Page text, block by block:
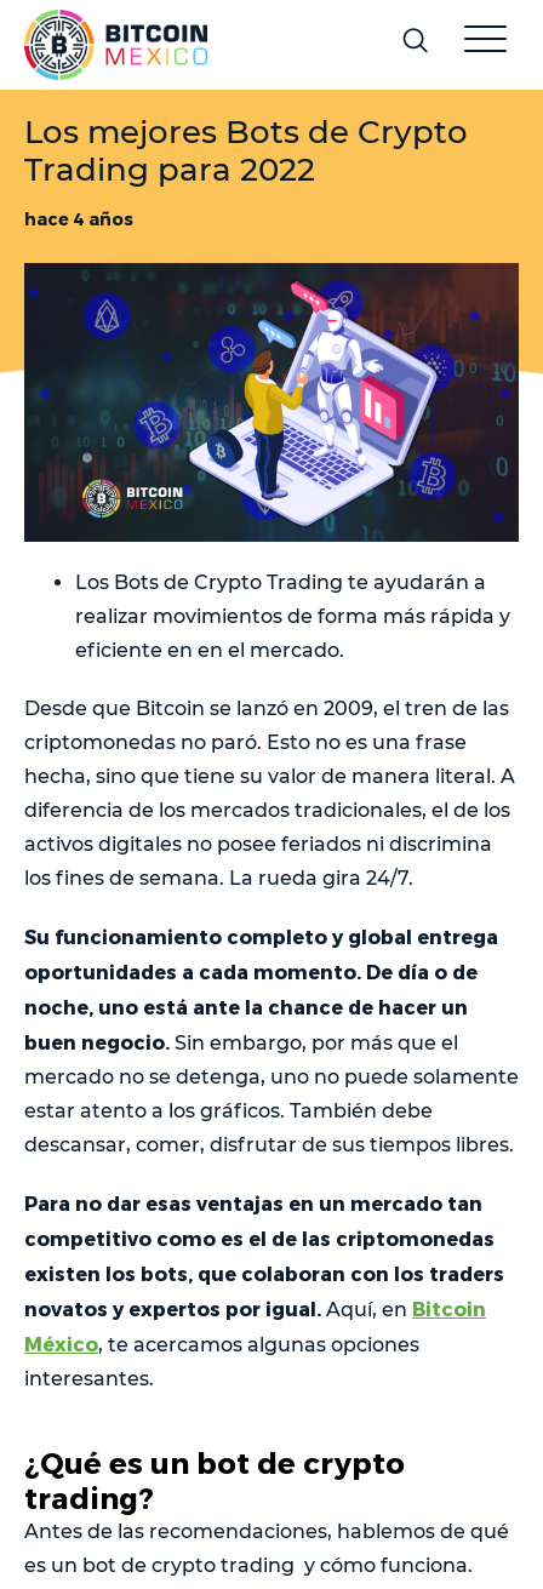
Los mejores Bots de Crypto
Trading para 2022
hace 4 años
Los Bots de Crypto Trading te ayudarán a
realizar movimientos de forma más rápida y
eficiente en en el mercado.
Desde que Bitcoin se lanzó en 2009, el tren de las
criptomonedas no paró. Esto no es una frase
hecha, sino que tiene su valor de manera literal. A
diferencia de los mercados tradicionales, el de los
activos digitales no posee feriados ni discrimina
los fines de semana. La rueda gira 24/7.
Su funcionamiento completo y global entrega
oportunidades a cada momento. De día o de
noche, uno está ante la chance de hacer un
buen negocio. Sin embargo, por más que el
mercado no se detenga, uno no puede solamente
estar atento a los gráficos. También debe
descansar, comer, disfrutar de sus tiempos libres.
Para no dar esas ventajas en un mercado tan
competitivo como es el de las criptomonedas
existen los bots, que colaboran con los traders
novatos y expertos por igual. Aquí, en Bitcoin
México, te acercamos algunas opciones
interesantes.
¿Qué es un bot de crypto
trading?
Antes de las recomendaciones, hablemos de qué
es un bot de crypto trading y cómo funciona.